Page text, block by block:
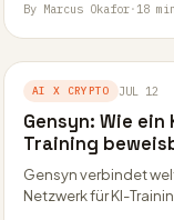
AI16Z mit einer
By Marcus Okafor· 18
AI X CRYPTO JUL 12
Gensyn: Wie
Training
Gensyn verbindet
Netzwerk für KI-